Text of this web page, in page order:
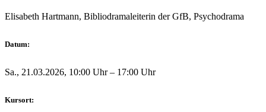
Elisabeth Hartmann, Bibliodramaleiterin der GfB, Psychodrama
Datum:
Sa., 21.03.2026, 10:00 Uhr – 17:00 Uhr
Kursort: